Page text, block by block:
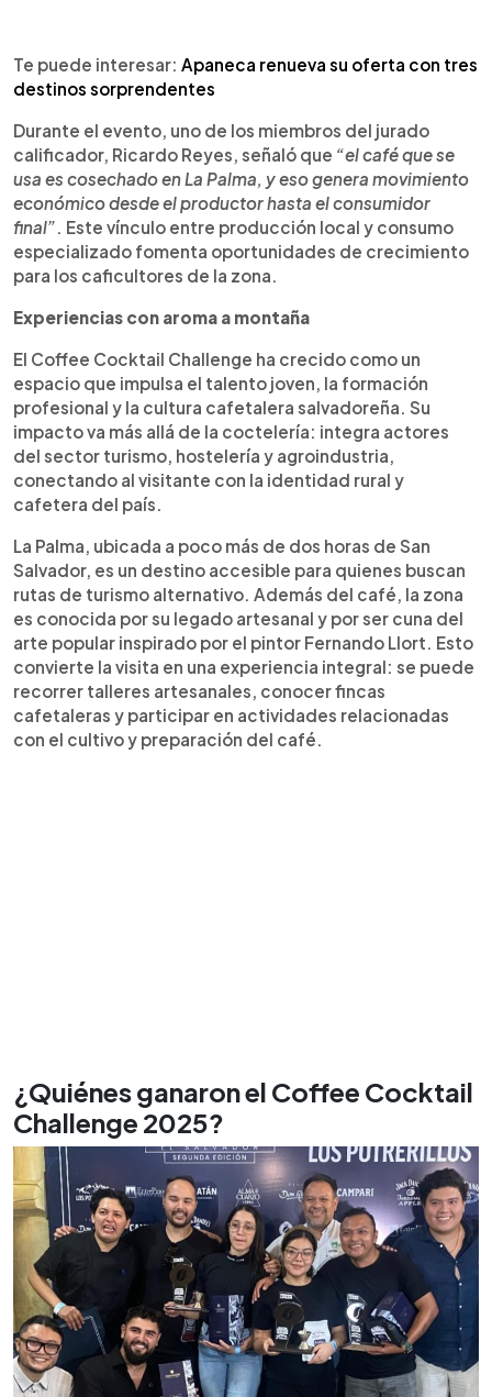
Te puede interesar: Apaneca renueva su oferta con tres
destinos sorprendentes
Durante el evento, uno de los miembros del jurado
calificador, Ricardo Reyes, señaló que “el café que se
usa es cosechado en La Palma, y eso genera movimiento
económico desde el productor hasta el consumidor
final”. Este vínculo entre producción local y consumo
especializado fomenta oportunidades de crecimiento
para los caficultores de la zona.
Experiencias con aroma a montaña
El Coffee Cocktail Challenge ha crecido como un
espacio que impulsa el talento joven, la formación
profesional y la cultura cafetalera salvadoreña. Su
impacto va más allá de la coctelería: integra actores
del sector turismo, hostelería y agroindustria,
conectando al visitante con la identidad rural y
cafetera del país.
La Palma, ubicada a poco más de dos horas de San
Salvador, es un destino accesible para quienes buscan
rutas de turismo alternativo. Además del café, la zona
es conocida por su legado artesanal y por ser cuna del
arte popular inspirado por el pintor Fernando Llort. Esto
convierte la visita en una experiencia integral: se puede
recorrer talleres artesanales, conocer fincas
cafetaleras y participar en actividades relacionadas
con el cultivo y preparación del café.
¿Quiénes ganaron el Coffee Cocktail
Challenge 2025?